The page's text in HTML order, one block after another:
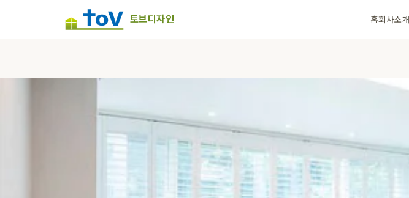
토브디자인 홈회사소개